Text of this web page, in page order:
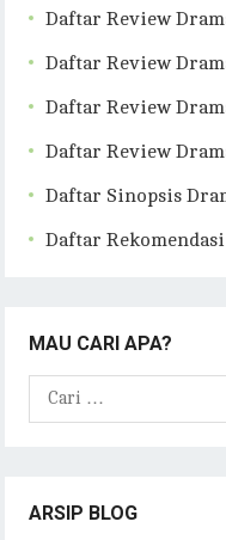
Daftar Review
Daftar Review
Daftar Review
Daftar Review
Daftar Sinopsis
Daftar
MAU CARI APA?
Cari
ARSIP BLOG